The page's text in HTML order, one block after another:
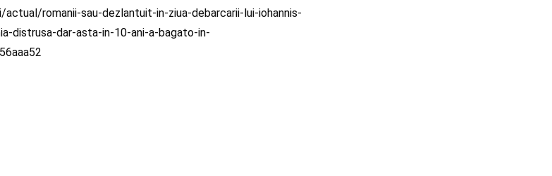
romanii-sau-dezlantuit-in-ziua-debarcarii-lui-iohannis-
distrusa-dar-asta-in-10-ani-a-bagato-in-